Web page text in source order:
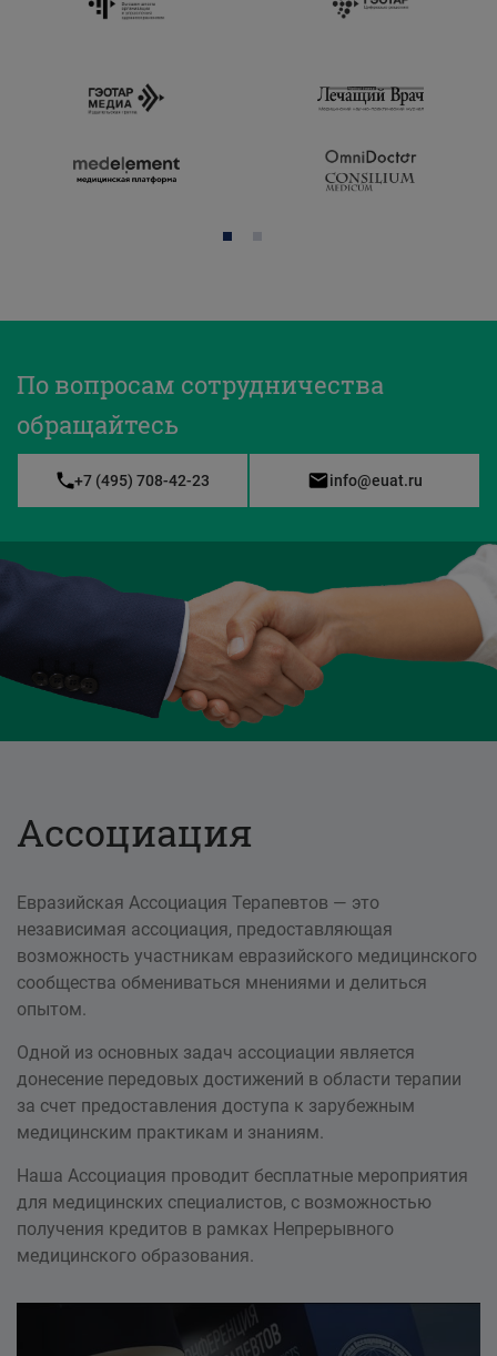
По вопросам сотрудничества
обращайтесь
+7 (495) 708-42-23 info@euat.ru
Ассоциация
Евразийская Ассоциация Терапевтов — это
независимая ассоциация, предоставляющая
возможность участникам евразийского медицинского
сообщества обмениваться мнениями и делиться
опытом.
Одной из основных задач ассоциации является
донесение передовых достижений в области терапии
за счет предоставления доступа к зарубежным
медицинским практикам и знаниям.
Наша Ассоциация проводит бесплатные мероприятия
для медицинских специалистов, с возможностью
получения кредитов в рамках Непрерывного
медицинского образования.